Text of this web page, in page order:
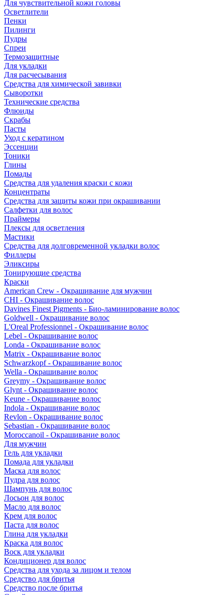
Для чувствительной кожи головы
Осветлители
Пенки
Пилинги
Пудры
Спреи
Термозащитные
Для укладки
Для расчесывания
Средства для химической завивки
Сыворотки
Технические средства
Флюиды
Скрабы
Пасты
Уход с кератином
Эссенции
Тоники
Глины
Помады
Средства для удаления краски с кожи
Концентраты
Средства для защиты кожи при окрашивании
Салфетки для волос
Праймеры
Плексы для осветления
Мастики
Средства для долговременной укладки волос
Филлеры
Эликсиры
Тонирующие средства
Краски
American Crew - Окрашивание для мужчин
CHI - Окрашивание волос
Davines Finest Pigments - Био-ламинирование волос
Goldwell - Окрашивание волос
L'Oreal Professionnel - Окрашивание волос
Lebel - Окрашивание волос
Londa - Окрашивание волос
Matrix - Окрашивание волос
Schwarzkopf - Окрашивание волос
Wella - Окрашивание волос
Greymy - Окрашивание волос
Glynt - Окрашивание волос
Keune - Окрашивание волос
Indola - Окрашивание волос
Revlon - Окрашивание волос
Sebastian - Окрашивание волос
Moroccanoil - Окрашивание волос
Для мужчин
Гель для укладки
Помада для укладки
Маска для волос
Пудра для волос
Шампунь для волос
Лосьон для волос
Масло для волос
Крем для волос
Паста для волос
Глина для укладки
Краска для волос
Воск для укладки
Кондиционер для волос
Средства для ухода за лицом и телом
Средство для бритья
Средство после бритья